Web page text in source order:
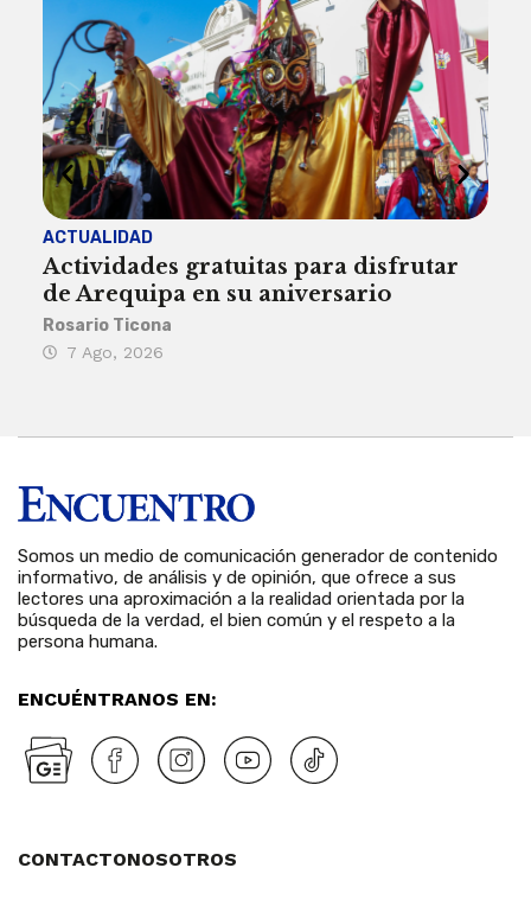
ACTUALIDAD
Actividades gratuitas para disfrutar
de Arequipa en su aniversario
Rosario Ticona
7 Ago, 2026
Somos un medio de comunicación generador de contenido
informativo, de análisis y de opinión, que ofrece a sus
lectores una aproximación a la realidad orientada por la
búsqueda de la verdad, el bien común y el respeto a la
persona humana.
ENCUÉNTRANOS EN:
CONTACTONOSOTROS